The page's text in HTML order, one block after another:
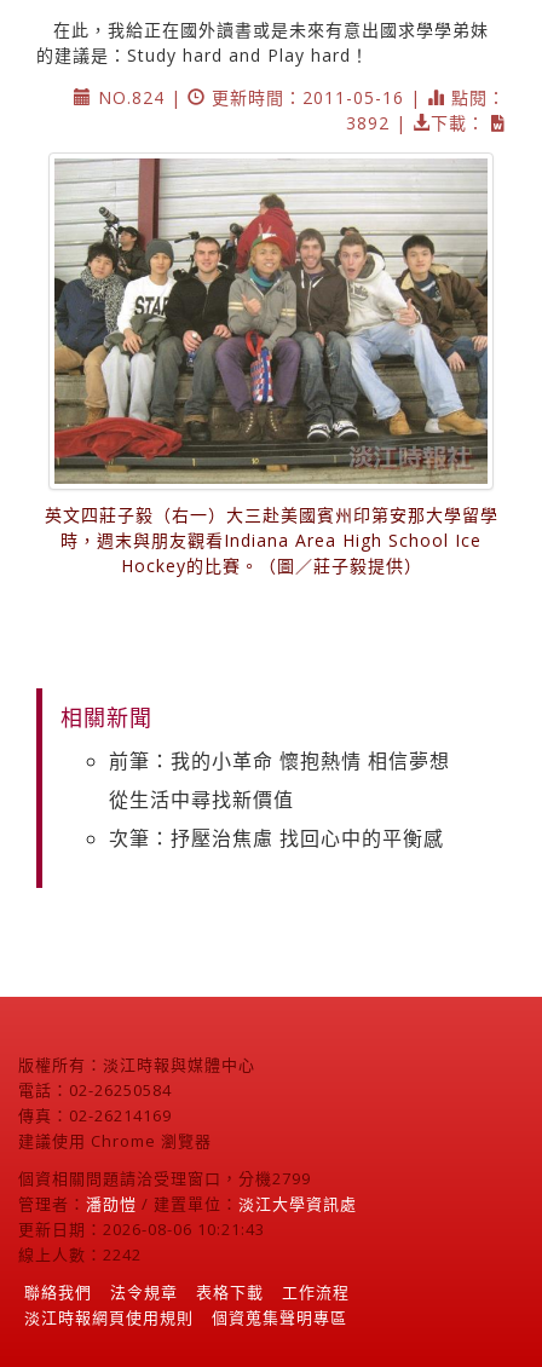
在此，我給正在國外讀書或是未來有意出國求學學弟妹
的建議是：Study hard and Play hard！
NO.824 |
更新時間：2011-05-16 |
點閱：
3892 |
下載：
英文四莊子毅（右一）大三赴美國賓州印第安那大學留學
時，週末與朋友觀看Indiana Area High School Ice
Hockey的比賽。（圖／莊子毅提供）
相關新聞
前筆：我的小革命 懷抱熱情 相信夢想
從生活中尋找新價值
次筆：抒壓治焦慮 找回心中的平衡感
版權所有：淡江時報與媒體中心
電話：02-26250584
傳真：02-26214169
建議使用 Chrome 瀏覽器
個資相關問題請洽受理窗口，分機2799
管理者： 潘劭愷 / 建置單位： 淡江大學資訊處
更新日期：2026-08-06 10:21:43
線上人數：2242
聯絡我們
法令規章 表格下載
工作流程
淡江時報網頁使用規則
個資蒐集聲明專區